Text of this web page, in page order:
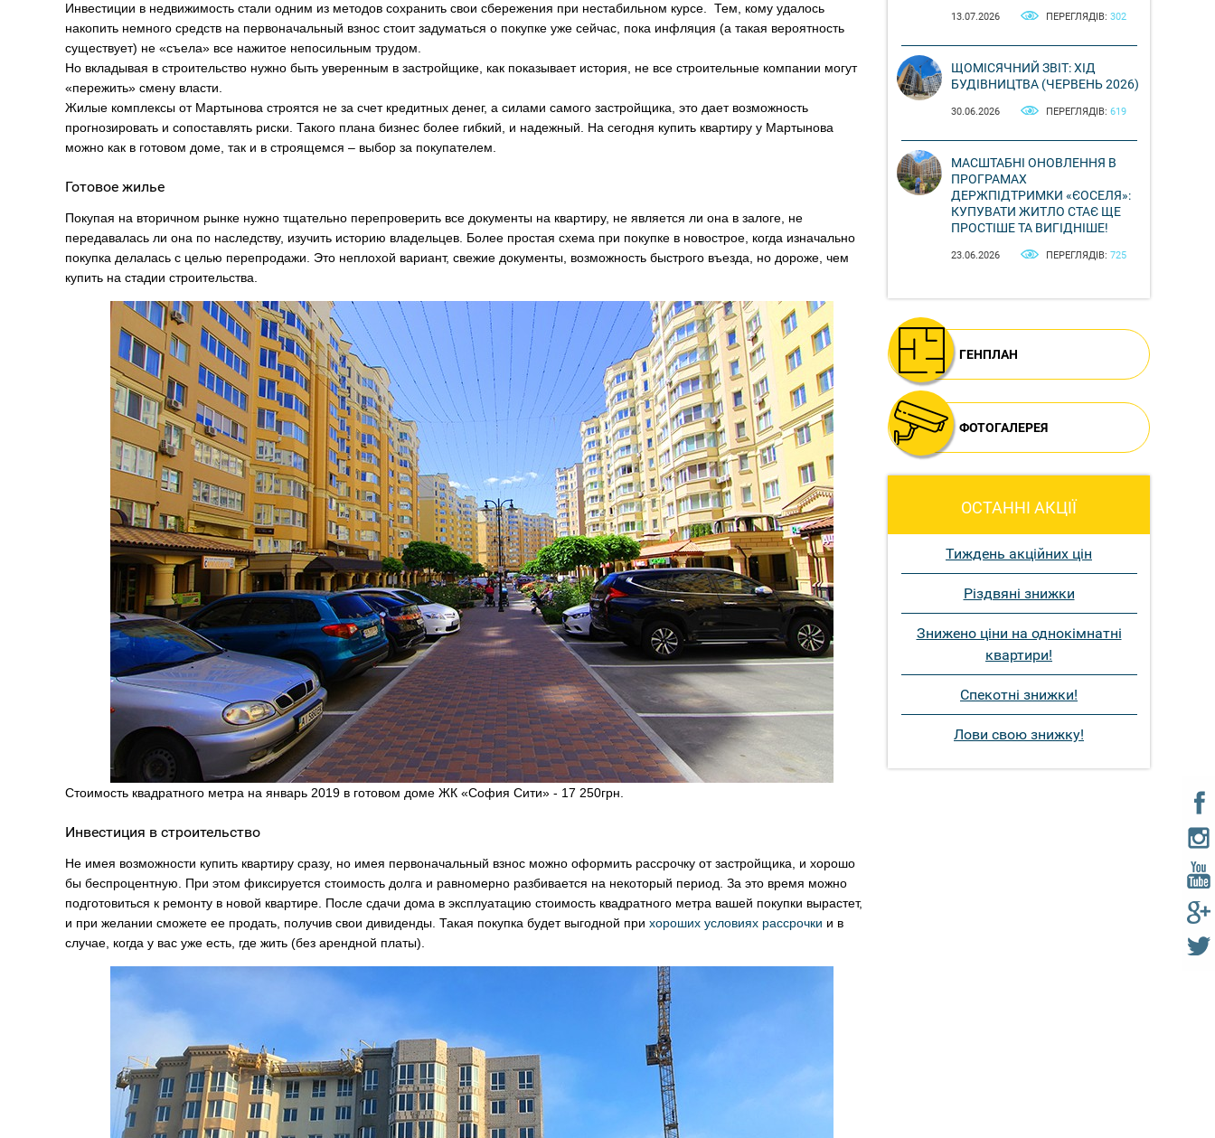
Инвестиции в недвижимость стали одним из методов сохранить свои сбережения при нестабильном курсе. Тем, кому удалось
накопить немного средств на первоначальный взнос стоит задуматься о покупке уже сейчас, пока инфляция (а такая вероятность
существует) не «съела» все нажитое непосильным трудом.
Но вкладывая в строительство нужно быть уверенным в застройщике, как показывает история, не все строительные компании могут
«пережить» смену власти.
Жилые комплексы от Мартынова строятся не за счет кредитных денег, а силами самого застройщика, это дает возможность
прогнозировать и сопоставлять риски. Такого плана бизнес более гибкий, и надежный. На сегодня купить квартиру у Мартынова
можно как в готовом доме, так и в строящемся – выбор за покупателем.
Готовое жилье
Покупая на вторичном рынке нужно тщательно перепроверить все документы на квартиру, не является ли она в залоге, не
передавалась ли она по наследству, изучить историю владельцев. Более простая схема при покупке в новострое, когда изначально
покупка делалась с целью перепродажи. Это неплохой вариант, свежие документы, возможность быстрого въезда, но дороже, чем
купить на стадии строительства.
Стоимость квадратного метра на январь 2019 в готовом доме ЖК «София Сити» - 17 250грн.
Инвестиция в строительство
Не имея возможности купить квартиру сразу, но имея первоначальный взнос можно оформить рассрочку от застройщика, и хорошо
бы беспроцентную. При этом фиксируется стоимость долга и равномерно разбивается на некоторый период. За это время можно
подготовиться к ремонту в новой квартире. После сдачи дома в эксплуатацию стоимость квадратного метра вашей покупки вырастет,
и при желании сможете ее продать, получив свои дивиденды. Такая покупка будет выгодной при хороших условиях рассрочки и в
случае, когда у вас уже есть, где жить (без арендной платы).
13.07.2026 ПЕРЕГЛЯДІВ: 302
ЩОМІСЯЧНИЙ ЗВІТ: ХІД
БУДІВНИЦТВА (ЧЕРВЕНЬ 2026)
30.06.2026 ПЕРЕГЛЯДІВ: 619
МАСШТАБНІ ОНОВЛЕННЯ В
ПРОГРАМАХ
ДЕРЖПІДТРИМКИ «ЄОСЕЛЯ»:
КУПУВАТИ ЖИТЛО СТАЄ ЩЕ
ПРОСТІШЕ ТА ВИГІДНІШЕ!
23.06.2026 ПЕРЕГЛЯДІВ: 725
ГЕНПЛАН
ФОТОГАЛЕРЕЯ
ОСТАННІ АКЦІЇ
Тиждень акційних цін
Різдвяні знижки
Знижено ціни на однокімнатні
квартири!
Спекотні знижки!
Лови свою знижку!